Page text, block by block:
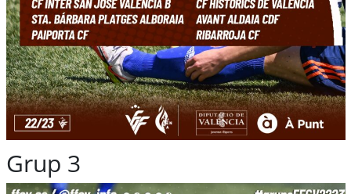
Grup 3